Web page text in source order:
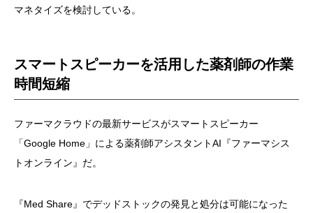
マネタイズを検討している。
スマートスピーカーを活用した薬剤師の作業
時間短縮
ファーマクラウドの最新サービスがスマートスピーカー
「Google Home」による薬剤師アシスタントAI『ファーマシス
トオンライン』だ。
『Med Share』でデッドストックの発見と処分は可能になった